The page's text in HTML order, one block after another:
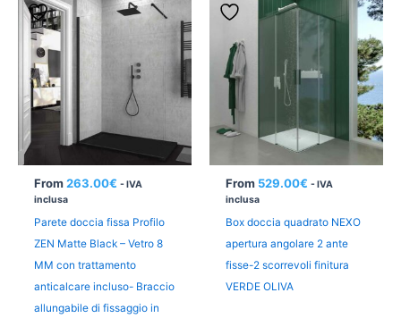
From 263.00€ - IVA
inclusa
Parete doccia fissa Profilo
ZEN Matte Black – Vetro 8
MM con trattamento
anticalcare incluso- Braccio
allungabile di fissaggio in
From 529.00€ - IVA
inclusa
Box doccia quadrato NEXO
apertura angolare 2 ante
fisse-2 scorrevoli finitura
VERDE OLIVA